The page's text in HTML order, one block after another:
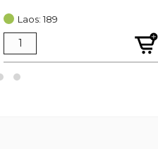
oli:
€ 0,04.
is:
€ 0,03.
Laos: 189